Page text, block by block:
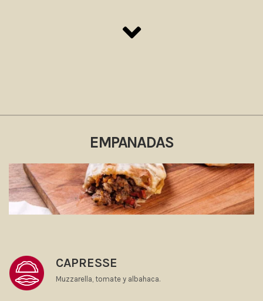
EMPANADAS
CAPRESSE
Muzzarella, tomate y albahaca.